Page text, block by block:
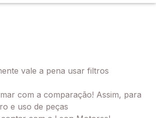
vale a pena usar filtros
com a comparação! Assim, para
e uso de peças